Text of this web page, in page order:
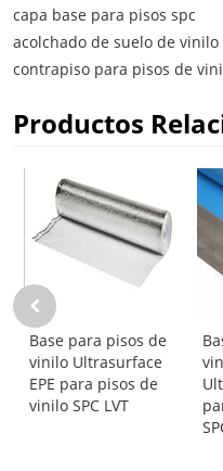
capa base para pisos spc
acolchado de suelo de vinilo
contrapiso para pisos de
Productos
Base para pisos de
vinilo Ultrasurface
EPE para pisos de
vinilo SPC LVT